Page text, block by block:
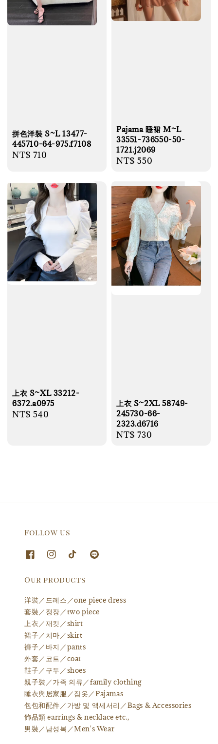
拼色洋裝 S~L 13477-
445710-64-975.f7108
Regular
NT$ 710
Pajama 睡裙 M~L
33551-736550-50-
1721.j2069
Regular
NT$ 550
上衣 S~XL 33212-
6372.a0975
Regular
NT$ 540
上衣 S~2XL 58749-
245730-66-
2323.d6716
Regular
NT$ 730
Follow us
Our products
洋裝／드레스／one piece dress
套裝／정장／two piece
上衣／재킷／shirt
裙子／치마／skirt
褲子／바지／pants
外套／코트／coat
鞋子／구두／shoes
親子裝／가족 의류／family clothing
睡衣與居家服／잠옷／Pajamas
包包和配件／가방 및 액세서리／Bags & Accessories
飾品類 earrings & necklace etc.,
男裝／남성복／Men's Wear